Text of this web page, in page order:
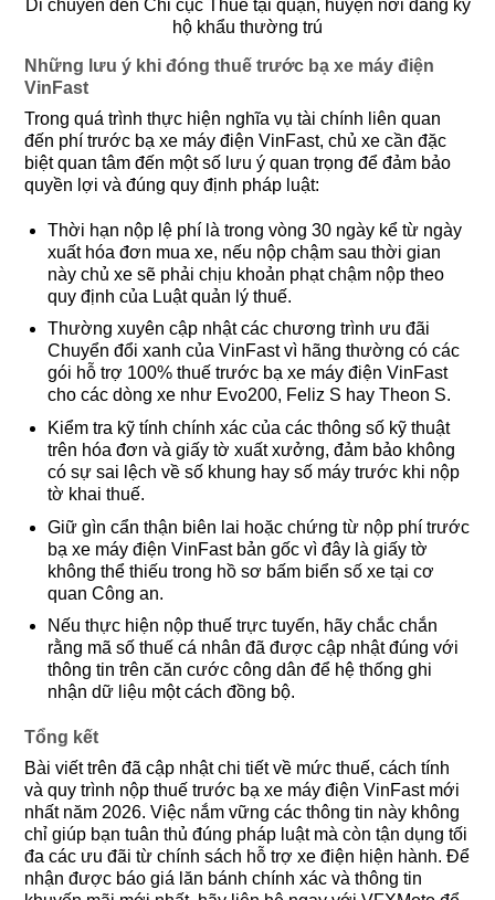
Di chuyển đến Chi cục Thuế tại quận, huyện nơi đăng ký
hộ khẩu thường trú
Những lưu ý khi đóng thuế trước bạ xe máy điện
VinFast
Trong quá trình thực hiện nghĩa vụ tài chính liên quan
đến phí trước bạ xe máy điện VinFast, chủ xe cần đặc
biệt quan tâm đến một số lưu ý quan trọng để đảm bảo
quyền lợi và đúng quy định pháp luật:
Thời hạn nộp lệ phí là trong vòng 30 ngày kể từ ngày
xuất hóa đơn mua xe, nếu nộp chậm sau thời gian
này chủ xe sẽ phải chịu khoản phạt chậm nộp theo
quy định của Luật quản lý thuế.
Thường xuyên cập nhật các chương trình ưu đãi
Chuyển đổi xanh của VinFast vì hãng thường có các
gói hỗ trợ 100% thuế trước bạ xe máy điện VinFast
cho các dòng xe như Evo200, Feliz S hay Theon S.
Kiểm tra kỹ tính chính xác của các thông số kỹ thuật
trên hóa đơn và giấy tờ xuất xưởng, đảm bảo không
có sự sai lệch về số khung hay số máy trước khi nộp
tờ khai thuế.
Giữ gìn cẩn thận biên lai hoặc chứng từ nộp phí trước
bạ xe máy điện VinFast bản gốc vì đây là giấy tờ
không thể thiếu trong hồ sơ bấm biển số xe tại cơ
quan Công an.
Nếu thực hiện nộp thuế trực tuyến, hãy chắc chắn
rằng mã số thuế cá nhân đã được cập nhật đúng với
thông tin trên căn cước công dân để hệ thống ghi
nhận dữ liệu một cách đồng bộ.
Tổng kết
Bài viết trên đã cập nhật chi tiết về mức thuế, cách tính
và quy trình nộp thuế trước bạ xe máy điện VinFast mới
nhất năm 2026. Việc nắm vững các thông tin này không
chỉ giúp bạn tuân thủ đúng pháp luật mà còn tận dụng tối
đa các ưu đãi từ chính sách hỗ trợ xe điện hiện hành. Để
nhận được báo giá lăn bánh chính xác và thông tin